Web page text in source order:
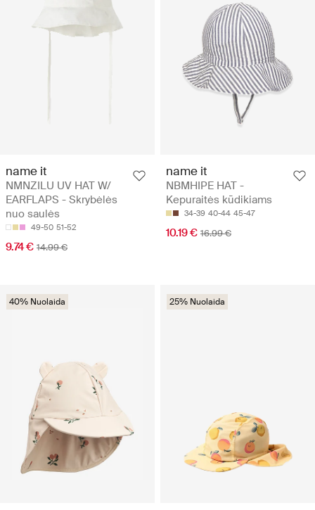
name it
NMNZILU UV HAT W/
EARFLAPS - Skrybėlės
nuo saulės
49-50 51-52
9.74 € 14.99 €
name it
NBMHIPE HAT -
Kepuraitės kūdikiams
34-39 40-44 45-47
10.19 € 16.99 €
40% Nuolaida 25% Nuolaida